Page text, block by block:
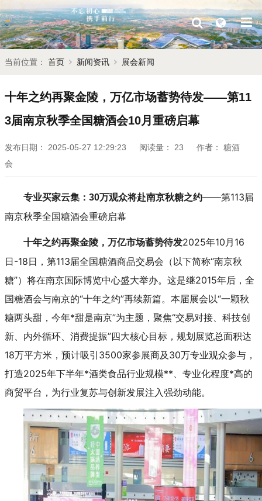
当前位置： 首页 新闻资讯 展会新闻
十年之约再聚金陵，万亿市场蓄势待发——第11
3届南京秋季全国糖酒会10月重磅启幕
发布日期： 2025-05-27 12:29:23 阅读量： 23 作者：
糖酒
会
专业买家云集：30万观众将赴南京秋糖之约——第113届
南京秋季全国糖酒会重磅启幕
十年之约再聚金陵，万亿市场蓄势待发2025年10月16
日-18日，第113届全国糖酒商品交易会（以下简称“南京秋
糖”）将在南京国际博览中心盛大举办。这是继2015年后，全
国糖酒会与南京的“十年之约”再续新篇。本届展会以“一颗秋
糖两头甜，今年*甜是南京”为主题，聚焦“交易对接、科技创
新、内外循环、消费提振”四大核心目标，规划展览总面积达
18万平方米，预计吸引3500家参展商及30万专业观众参与，
打造2025年下半年*酒类食品行业规模**、专业化程度*高的
商贸平台，为行业复苏与创新发展注入强劲动能。